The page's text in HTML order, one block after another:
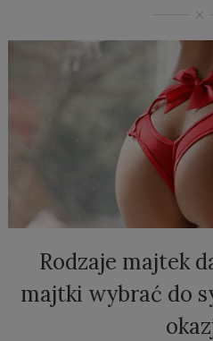
Rodzaje majtek
majtki wybrać do